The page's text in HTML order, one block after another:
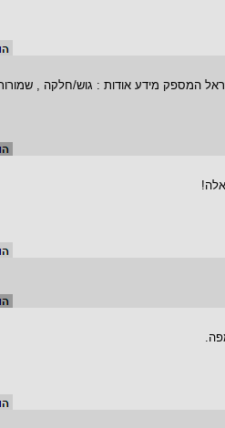
המספק מידע אודות : גוש/חלקה , שמורות